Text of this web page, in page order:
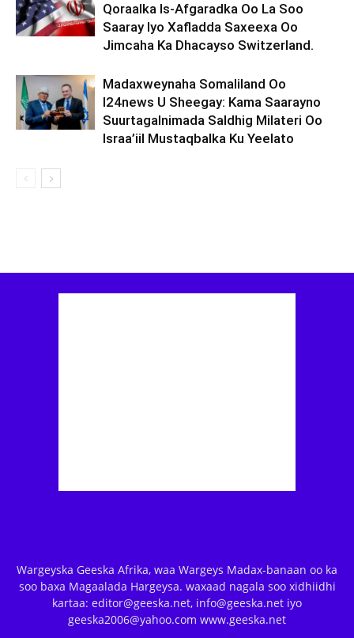
Qoraalka Is-Afgaradka Oo La Soo
Saaray Iyo Xafladda Saxeexa Oo
Jimcaha Ka Dhacayso Switzerland.
Madaxweynaha Somaliland Oo
I24news U Sheegay: Kama Saarayno
Suurtagalnimada Saldhig Milateri Oo
Israa’iil Mustaqbalka Ku Yeelato
Wargeyska Geeska Afrika, waa Wargeys Madax-banaan oo ka
soo baxa Magaalada Hargeysa. waxaad nagala soo xidhiidhi
kartaa: editor@geeska.net, info@geeska.net iyo
geeska2006@yahoo.com www.geeska.net